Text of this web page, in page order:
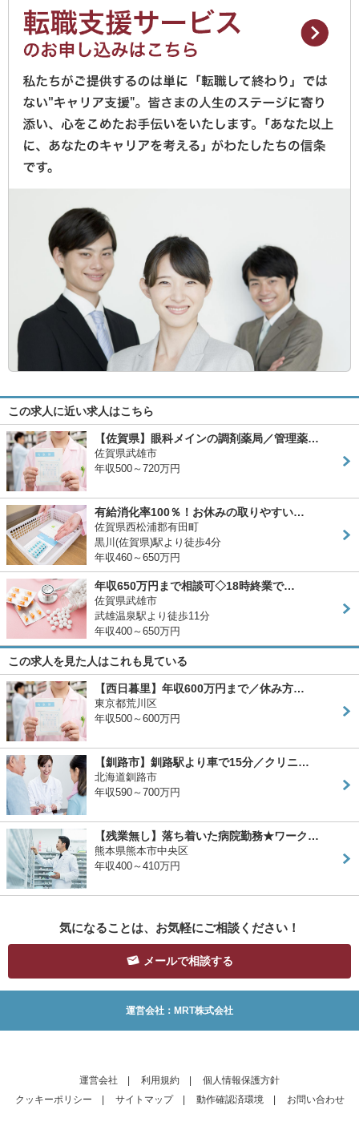
この求人に近い求人はこちら
【佐賀県】眼科メインの調剤薬局／管理薬…
佐賀県武雄市
年収500～720万円
有給消化率100％！お休みの取りやすい…
佐賀県西松浦郡有田町
黒川(佐賀県)駅より徒歩4分
年収460～650万円
年収650万円まで相談可◇18時終業で…
佐賀県武雄市
武雄温泉駅より徒歩11分
年収400～650万円
この求人を見た人はこれも見ている
【西日暮里】年収600万円まで／休み方…
東京都荒川区
年収500～600万円
【釧路市】釧路駅より車で15分／クリニ…
北海道釧路市
年収590～700万円
【残業無し】落ち着いた病院勤務★ワーク…
熊本県熊本市中央区
年収400～410万円
気になることは、お気軽にご相談ください！
メールで相談する
運営会社：MRT株式会社
運営会社 利用規約
個人情報保護方針
クッキーポリシー
サイトマップ| 動作確認済環境| お問い合わせ